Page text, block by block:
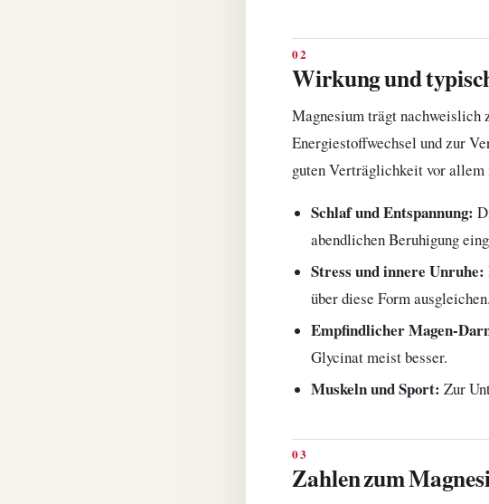
Wirkung und
Magnesium trägt nachweislich
Energiestoffwechsel und zur
guten Verträglichkeit vor
Schlaf und Entspannung:
abendlichen Beruhigung
Stress und innere Unruhe:
über diese Form ausgleichen.
Empfindlicher Magen-
Glycinat meist besser.
Muskeln und Sport: Zur
Zahlen zum